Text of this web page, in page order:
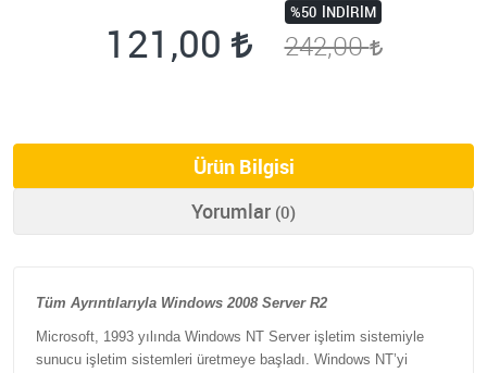
121,00
%50 İNDIRIM
242,00
Ürün Bilgisi
Yorumlar (0)
Tüm Ayrıntılarıyla Windows 2008 Server R2
Microsoft, 1993 yılında Windows NT Server işletim sistemiyle
sunucu işletim sistemleri üretmeye başladı. Windows NT’yi